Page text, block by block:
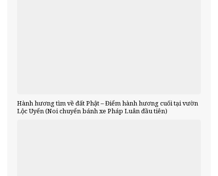
Hành hương tìm về đất Phật – Điểm hành hương cuối tại vườn
Lộc Uyển (Noi chuyển bánh xe Pháp Luân đầu tiên)